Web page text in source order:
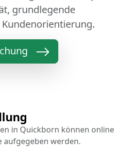
grundlegende
in Quickborn können online
aufgegeben werden.